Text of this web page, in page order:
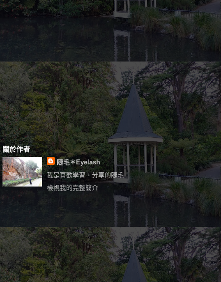
關於作者
睫毛＊Eyelash
我是喜歡學習、分享的睫毛！
檢視我的完整簡介